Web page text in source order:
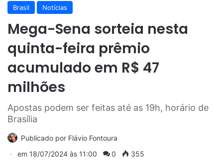
Brasil Notícias
Mega-Sena sorteia nesta
quinta-feira prêmio
acumulado em R$ 47
milhões
Apostas podem ser feitas até as 19h, horário de
Brasília
Publicado por Flávio Fontoura
em 18/07/2024 às 11:00 0
355